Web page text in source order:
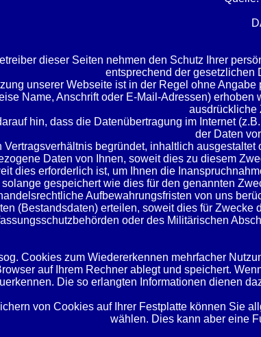
dieser Seiten nehmen den Schutz Ihrer
entsprechend der gesetzlichen
unserer Webseite ist in der Regel ohne
Name, Anschrift oder E-Mail-Adressen)
ausdrückliche
hin, dass die Datenübertragung im Internet
der Daten
Vertragsverhältnis begründet, inhaltlich
Daten von Ihnen, soweit dies zu diesem
dies erforderlich ist, um Ihnen die
gespeichert wie dies für den genannten
Aufbewahrungsfristen von uns
(Bestandsdaten) erteilen, soweit dies für
oder des Militärischen
Cookies zum Wiedererkennen mehrfacher
auf Ihrem Rechner ablegt und speichert.
Die so erlangten Informationen dienen
von Cookies auf Ihrer Festplatte können Sie
wählen. Dies kann aber eine